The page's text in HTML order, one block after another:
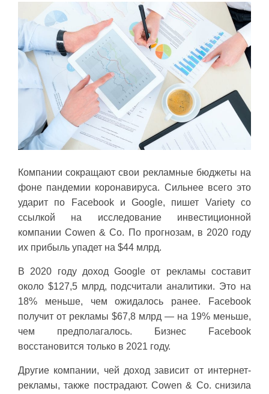
Компании сокращают свои рекламные бюджеты на
фоне пандемии коронавируса. Сильнее всего это
ударит по Facebook и Google, пишет Variety со
ссылкой на исследование инвестиционной
компании Cowen & Co. По прогнозам, в 2020 году
их прибыль упадет на $44 млрд.
В 2020 году доход Google от рекламы составит
около $127,5 млрд, подсчитали аналитики. Это на
18% меньше, чем ожидалось ранее. Facebook
получит от рекламы $67,8 млрд — на 19% меньше,
чем предполагалось. Бизнес Facebook
восстановится только в 2021 году.
Другие компании, чей доход зависит от интернет-
рекламы, также пострадают. Cowen & Co. снизила